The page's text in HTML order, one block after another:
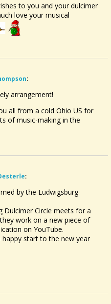
to you and your dulcimer
love your musical
:
arrangement!
all from a cold Ohio US for
of music-making in the
:
by the Ludwigsburg
Dulcimer Circle meets for a
work on a new piece of
on YouTube.
happy start to the new year